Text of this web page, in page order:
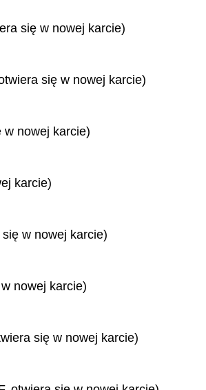
się w nowej karcie)
się w nowej karcie)
w nowej karcie)
karcie)
w nowej karcie)
nowej karcie)
się w nowej karcie)